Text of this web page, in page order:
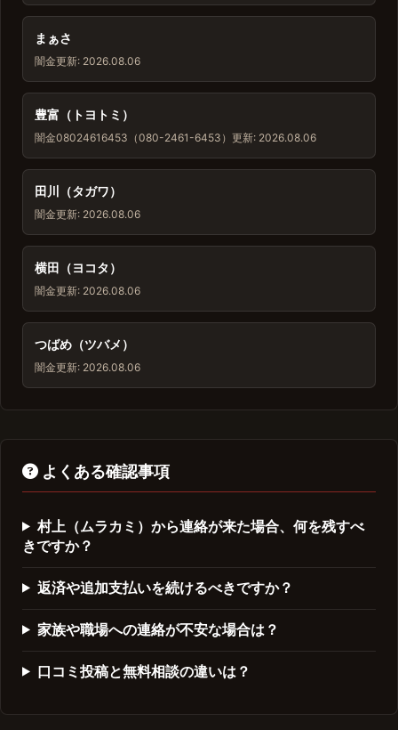
まぁさ
闇金更新: 2026.08.06
豊富（トヨトミ）
闇金08024616453（080-2461-6453） 更新: 2026.08.06
田川（タガワ）
闇金更新: 2026.08.06
横田（ヨコタ）
闇金更新: 2026.08.06
つばめ（ツバメ）
闇金更新: 2026.08.06
よくある確認事項
村上（ムラカミ）から連絡が来た場合、何を残すべ
きですか？
返済や追加支払いを続けるべきですか？
家族や職場への連絡が不安な場合は？
口コミ投稿と無料相談の違いは？